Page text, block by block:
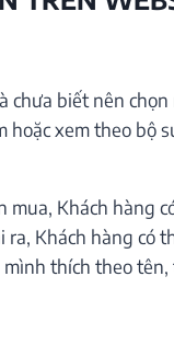
chưa biết nên
xem theo bộ
mua, Khách hàng
ra, Khách hàng có
thích theo